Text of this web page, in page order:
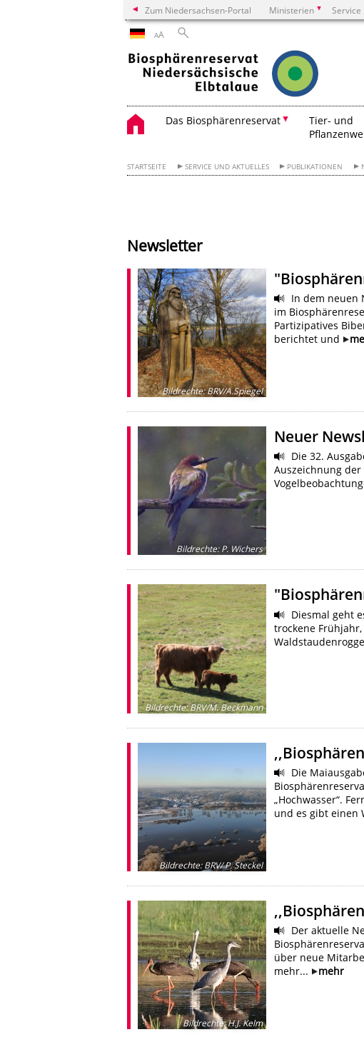
Zum Niedersachsen-Portal Ministerien Service
AA
Das Biosphärenreservat
Tier- und
STARTSEITE SERVICE UND AKTUELLES PUBLIKATIONEN
Newsletter
Bildrechte:BRV/A.Spiegel
In dem neuen
im
Partizipatives
berichtet und
Bildrechte:P. Wichers
Neuer
Die 32.
Auszeichnung
Bildrechte:BRV/M. Beckmann
Diesmal geht
trockene
Bildrechte:BRV/ P. Steckel
Die
„Hochwasser“.
und es gibt einen
Bildrechte:H.J. Kelm
Der aktuelle
über neue
mehr...
mehr